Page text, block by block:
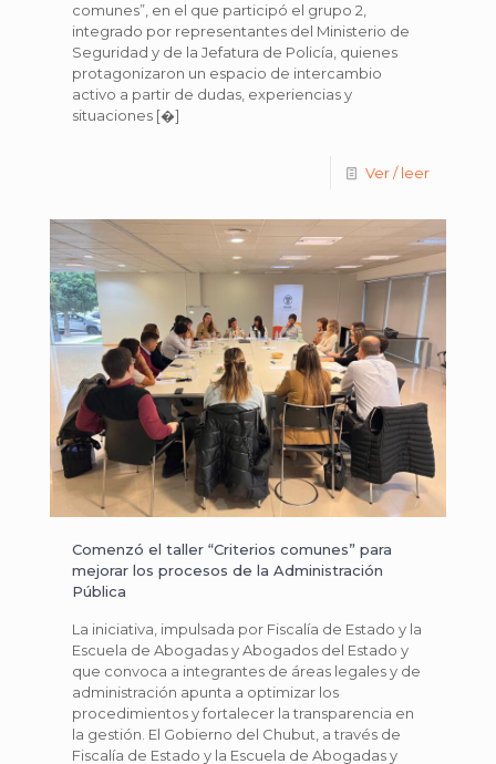
comunes”, en el que participó el grupo 2,
integrado por representantes del Ministerio de
Seguridad y de la Jefatura de Policía, quienes
protagonizaron un espacio de intercambio
activo a partir de dudas, experiencias y
situaciones [�]
Ver / leer
Comenzó el taller “Criterios comunes” para
mejorar los procesos de la Administración
Pública
La iniciativa, impulsada por Fiscalía de Estado y la
Escuela de Abogadas y Abogados del Estado y
que convoca a integrantes de áreas legales y de
administración apunta a optimizar los
procedimientos y fortalecer la transparencia en
la gestión. El Gobierno del Chubut, a través de
Fiscalía de Estado y la Escuela de Abogadas y